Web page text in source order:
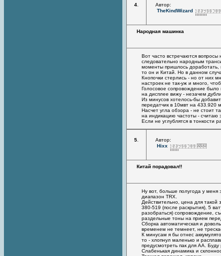
4
Автор:
TheKindWizard
Народная машинка
Вот часто встречаются
следовательно народным
моменты пришлось доработать,
то он и Китай. Но в данном
Кнопочки стерлись - но от них
настроек не так-уж и много,
Голосовое сопровождение было
на дисплее вижу - незачем
Из минусов хотелось-бы
передатчик в 10мвт на
Насчет угла обзора - не стоит
на индикацию частоты -
Если не углублятся в тонкости
5
Автор:
Hixx
Китай порадовал!!
Ну вот, больше полугода у меня
диапазон TRX.
Действительно, цена для
380-519 (после раскрытия), 5
разобраться) сопровождение,
раздельные тоны на прием
Сборка автоматическая и
временем не темнеет, не
К минусам я бы отнес
то - хлопнул маленько и
предусмотреть пак для АА.
Слабенькая динамика и